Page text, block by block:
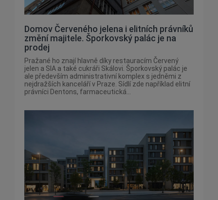
Domov Červeného jelena i elitních právníků
změní majitele. Šporkovský palác je na
prodej
Pražané ho znají hlavně díky restauracím Červený
jelen a SIA a také cukráři Skálovi. Šporkovský palác je
ale především administrativní komplex s jedněmi z
nejdražších kanceláří v Praze. Sídlí zde například elitní
právníci Dentons, farmaceutická...